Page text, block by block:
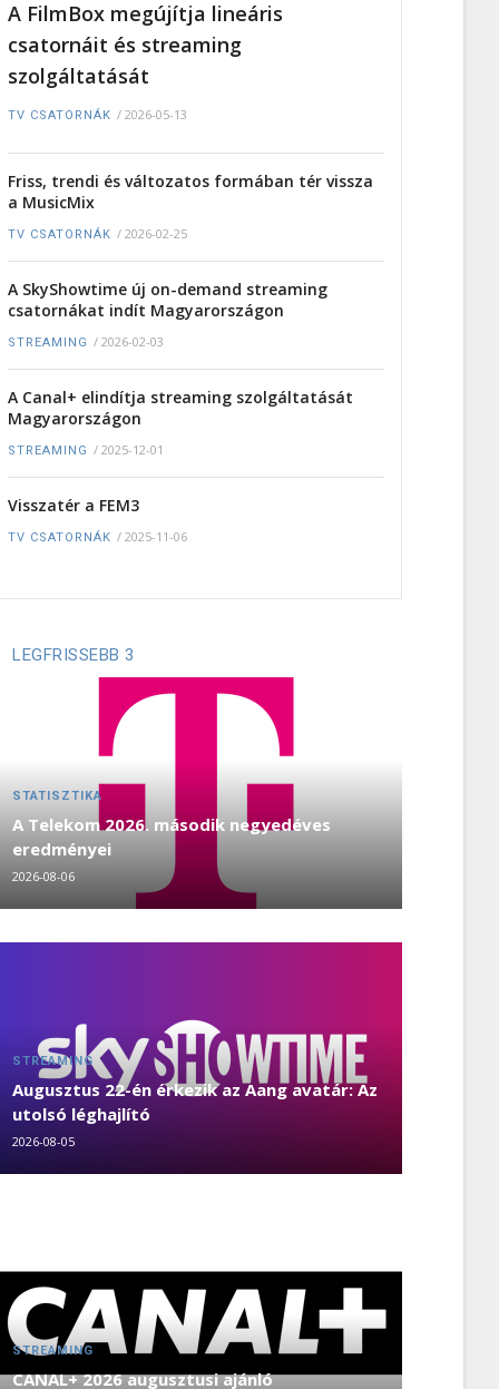
A FilmBox megújítja lineáris
csatornáit és streaming
szolgáltatását
TV CSATORNÁK / 2026-05-13
Friss, trendi és változatos formában tér vissza
a MusicMix
TV CSATORNÁK / 2026-02-25
A SkyShowtime új on-demand streaming
csatornákat indít Magyarországon
STREAMING / 2026-02-03
A Canal+ elindítja streaming szolgáltatását
Magyarországon
STREAMING / 2025-12-01
Visszatér a FEM3
TV CSATORNÁK / 2025-11-06
LEGFRISSEBB 3
STATISZTIKA
A Telekom 2026. második negyedéves
eredményei
2026-08-06
STREAMING
Augusztus 22-én érkezik az Aang avatár: Az
utolsó léghajlító
2026-08-05
STREAMING
CANAL+ 2026 augusztusi ajánló